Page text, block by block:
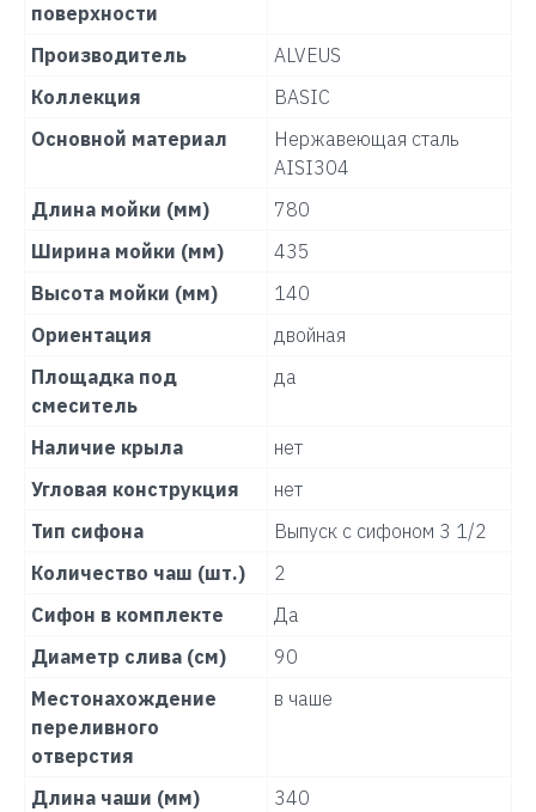
поверхности
Производитель
ALVEUS
Коллекция
BASIC
Основной материал
Нержавеющая сталь
AISI304
Длина мойки (мм)
780
Ширина мойки (мм)
435
Высота мойки (мм)
140
Ориентация
двойная
Площадка под
смеситель
да
Наличие крыла
нет
Угловая конструкция
нет
Тип сифона
Выпуск с сифоном 3 1/2
Количество чаш (шт.)
2
Сифон в комплекте
Да
Диаметр слива (см)
90
Местонахождение
переливного
отверстия
в чаше
Длина чаши (мм)
340